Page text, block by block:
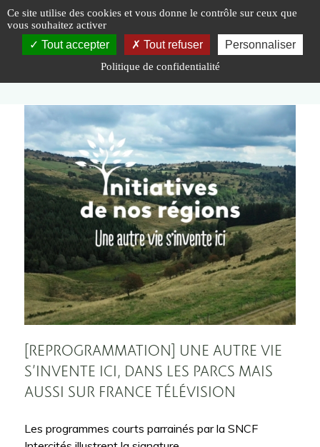
Accueil | A la une
[REPROGRAMMATION] UNE AUTRE VIE
S’INVENTE ICI, DANS LES PARCS MAIS
AUSSI SUR FRANCE TÉLÉVISION
Les programmes courts parrainés par la SNCF
Panneau de gestion des cookies
Ce site utilise des cookies et vous donne le contrôle sur ceux que
vous souhaitez activer
Tout accepter Tout refuser Personnaliser
Politique de confidentialité